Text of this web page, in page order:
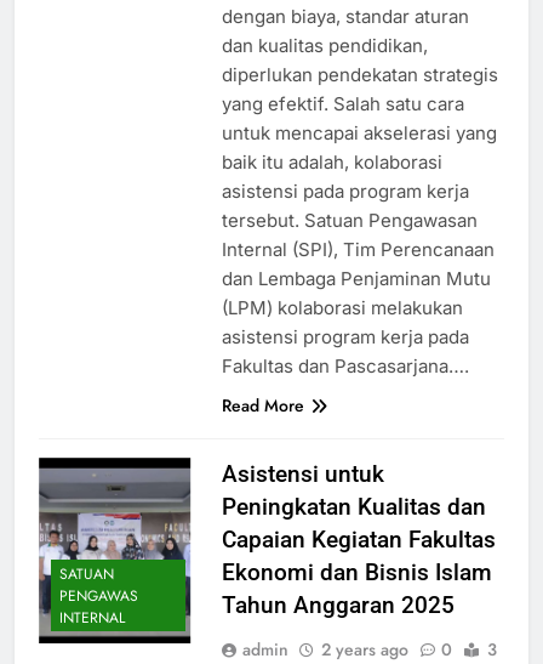
dengan biaya, standar aturan
dan kualitas pendidikan,
diperlukan pendekatan strategis
yang efektif. Salah satu cara
untuk mencapai akselerasi yang
baik itu adalah, kolaborasi
asistensi pada program kerja
tersebut. Satuan Pengawasan
Internal (SPI), Tim Perencanaan
dan Lembaga Penjaminan Mutu
(LPM) kolaborasi melakukan
asistensi program kerja pada
Fakultas dan Pascasarjana….
Read More
SATUAN
PENGAWAS
INTERNAL
Asistensi untuk
Peningkatan Kualitas dan
Capaian Kegiatan Fakultas
Ekonomi dan Bisnis Islam
Tahun Anggaran 2025
admin 2 years ago 0
3